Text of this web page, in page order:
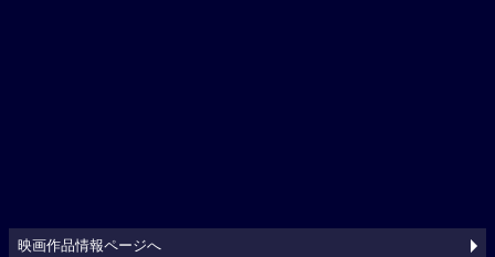
映画作品情報ページへ